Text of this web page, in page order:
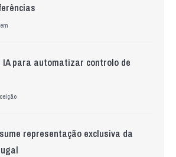
IA para automatizar controlo de
representação exclusiva da